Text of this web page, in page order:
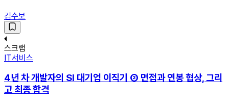
김수보
스크랩
IT서비스
4년 차 개발자의 SI 대기업 이직기 ② 면접과 연봉 협상, 그리
고 최종 합격